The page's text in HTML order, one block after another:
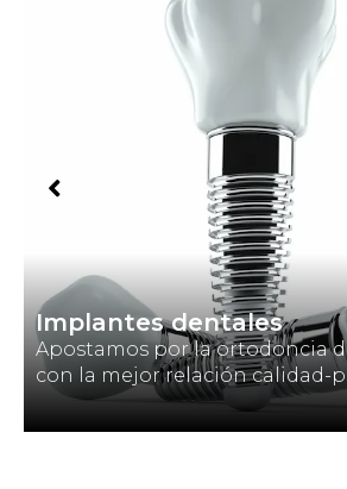
Implantes dentales
Apostamos por la ortodoncia
con la mejor relación calidad-